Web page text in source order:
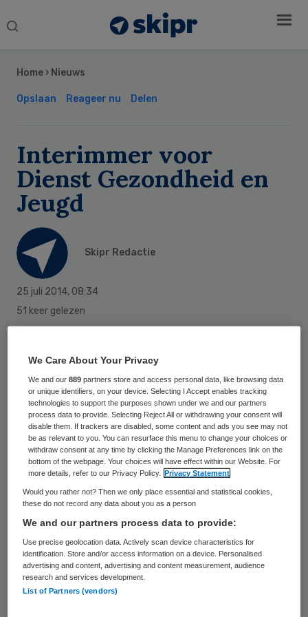
Search
Home › Nieuws
Opslaan Reageer nu Delen
Interimmer voor
Dienst Gezondheid en
Jeugd
Skipr Redactie
25 juli 2014, 08:34
51 keer gelezen
Holland Zuid. Dat meldt de dienst op de
eigen website.
DeDienst Gezondheid en Jeugd ZHZis de
opvolger van de GGD in dezelfde regio.
Wijten werkte de laatste jaren als
wethouder in Schiedam. Dat is niet een van
degemeentenwaar de Dienst actief is.
Tekorten
Sidebar
We Care About Your Privacy
We and our889 partners store and access personal data, like browsing data
or unique identifiers, on your device. Selecting I Accept enables tracking
technologies to support the purposes shown under we and our partners
process data to provide. Selecting Reject All or withdrawing your consent will
disable them. If trackers are disabled, some content and ads you see may not
be as relevant to you. You can resurface this menu to change your choices or
withdraw consent at any time by clicking the Manage Preferences link on the
bottom of the webpage. Your choices will have effect within our Website. For
more details, refer to our Privacy Policy.
Privacy Statement
Would you rather not? Then we only place essential and statistical cookies,
these do not record any data about you as a person
We and our partners process data to provide:
Use precise geolocation data. Actively scan device characteristics for
identification. Store and/or access information on a device. Personalised
advertising and content, advertising and content measurement, audience
research and services development.
List of Partners (vendors)